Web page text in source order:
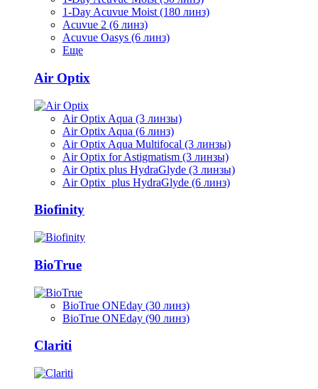
1-Day Acuvue Moist (180 линз)
Acuvue 2 (6 линз)
Acuvue Oasys (6 линз)
Еще
Air Optix
Air Optix Aqua (3 линзы)
Air Optix Aqua (6 линз)
Air Optix Aqua Multifocal (3 линзы)
Air Optix for Astigmatism (3 линзы)
Air Optix plus HydraGlyde (3 линзы)
Air Optix plus HydraGlyde (6 линз)
Biofinity
BioTrue
BioTrue ONEday (30 линз)
BioTrue ONEday (90 линз)
Clariti